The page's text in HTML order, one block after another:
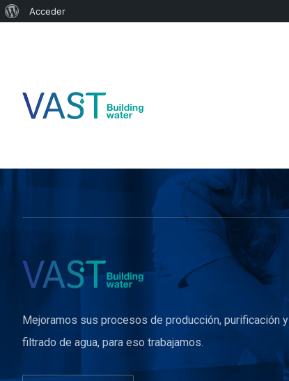
Acceder
Mejoramos sus procesos de producción, purificación y
filtrado de agua, para eso trabajamos.